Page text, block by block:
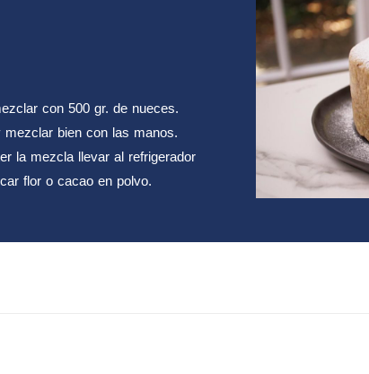
con 500 gr. de nueces.
bien con las manos.
la mezcla llevar al refrigerador
flor o cacao en polvo.